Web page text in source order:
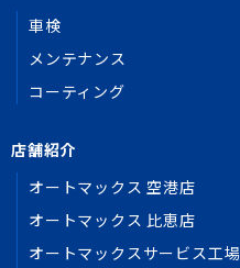
車検
メンテナンス
コーティング
店舗紹介
オートマックス 空港店
オートマックス 比恵店
オートマックスサービス工場